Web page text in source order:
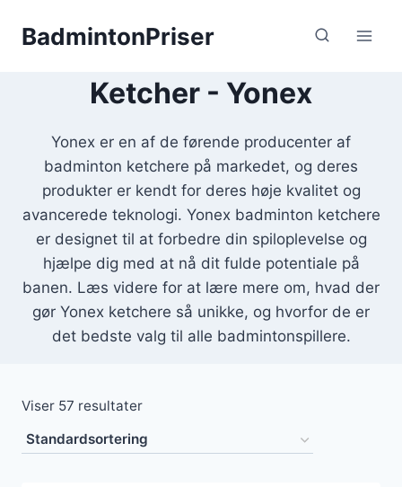
BadmintonPriser
Ketcher - Yonex
Yonex er en af de førende producenter af
badminton ketchere på markedet, og deres
produkter er kendt for deres høje kvalitet og
avancerede teknologi. Yonex badminton ketchere
er designet til at forbedre din spiloplevelse og
hjælpe dig med at nå dit fulde potentiale på
banen. Læs videre for at lære mere om, hvad der
gør Yonex ketchere så unikke, og hvorfor de er
det bedste valg til alle badmintonspillere.
Viser 57 resultater